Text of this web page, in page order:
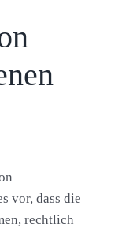
vor, dass die
rechtlich